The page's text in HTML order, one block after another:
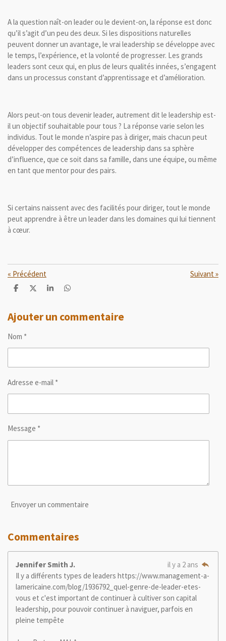
A la question naît-on leader ou le devient-on, la réponse est donc
qu’il s’agit d’un peu des deux. Si les dispositions naturelles
peuvent donner un avantage, le vrai leadership se développe avec
le temps, l’expérience, et la volonté de progresser. Les grands
leaders sont ceux qui, en plus de leurs qualités innées, s’engagent
dans un processus constant d’apprentissage et d’amélioration.
Alors peut-on tous devenir leader, autrement dit le leadership est-
il un objectif souhaitable pour tous ? La réponse varie selon les
individus. Tout le monde n’aspire pas à diriger, mais chacun peut
développer des compétences de leadership dans sa sphère
d’influence, que ce soit dans sa famille, dans une équipe, ou même
en tant que mentor pour des pairs.
Si certains naissent avec des facilités pour diriger, tout le monde
peut apprendre à être un leader dans les domaines qui lui tiennent
à cœur.
« Précédent Suivant »
P
t
a
e
P
t
a
P
t
a
P
t
a
Ajouter un commentaire
Nom *
Adresse e-mail *
Message *
Envoyer un commentaire
Commentaires
Jennifer Smith J.
il y a 2 ans
Il y a différents types de leaders https://www.management-a-
lamericaine.com/blog/1936792_quel-genre-de-leader-etes-
vous et c'est important de continuer à cultiver son capital
leadership, pour pouvoir continuer à naviguer, parfois en
pleine tempête